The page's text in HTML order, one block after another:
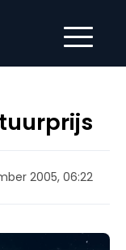
2005, 06:22